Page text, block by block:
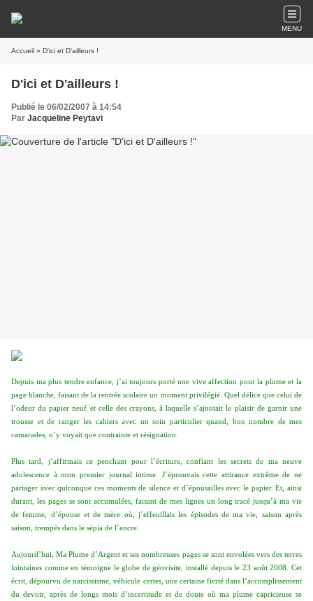
MENU
Accueil » D'ici et D'ailleurs !
D'ici et D'ailleurs !
Publié le 06/02/2007 à 14:54
Par Jacqueline Peytavi
Depuis ma plus tendre enfance, j’ai toujours porté une vive affection pour la plume et la
page blanche, faisant de la rentrée scolaire un moment privilégié. Quel délice que celui de
l’odeur du papier neuf et celle des crayons, à laquelle s’ajoutait le plaisir de garnir une
trousse et de ranger les cahiers avec un soin particulier quand, bon nombre de mes
camarades, n’y voyait que contrainte et résignation.
Plus tard, j’affirmais ce penchant pour l’écriture, confiant les secrets de ma neuve
adolescence à mon premier journal intime. J’éprouvais cette attirance extrême de ne
partager avec quiconque ces moments de silence et d’épousailles avec le papier. Et, ainsi
durant, les pages se sont accumulées, faisant de mes lignes un long tracé jusqu’à ma vie
de femme, d’épouse et de mère où, j’effeuillais les épisodes de ma vie, saison après
saison, trempés dans le sépia de l’encre.
Aujourd’hui, Ma Plume d’Argent et ses nombreuses pages se sont envolées vers des terres
lointaines comme en témoigne le globe de géovisite, installé depuis le 23 août 2008. Cet
écrit, dépourvu de narcissisme, véhicule certes, une certaine fierté dans l’accomplissement
du devoir, après de longs mois d’incertitude et de doute où ma plume capricieuse se